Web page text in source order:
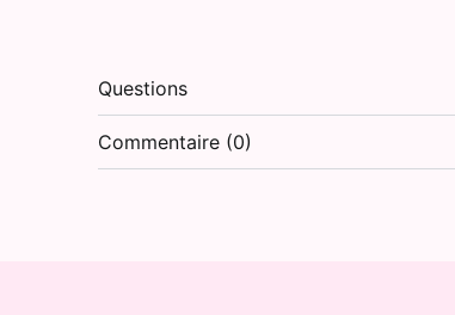
Questions
Commentaire (0)